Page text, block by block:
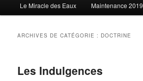
Le Miracle des Eaux Maintenance 2019
ARCHIVES DE CATÉGORIE : DOCTRINE
Les Indulgences